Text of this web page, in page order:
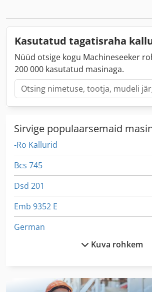
Auto, Bluetooth, EBS (Elektrooniline
elektrooniline stabiilsusprogramm
lukustus, kiirusehoidja, kliimaseade,
pardaarvuti, pimeala assistent, rea
rehvirõhu jälgimine, roolivõimendi,
turvapadi, täiendavad esitulede,
veojõukontroll
Kasutatud tagatisraha
Nüüd otsige kogu Machineseeker
200 000 kasutatud masinaga.
Sirvige populaarsemaid
-Ro Kallurid
Bcs 745
Dsd 201
Emb 9352 E
German
International 433
Kuva rohkem